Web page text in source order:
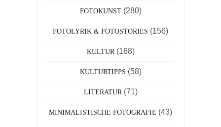
FOTOKUNST(280)
FOTOLYRIK & FOTOSTORIES (156)
KULTUR (168)
KULTURTIPPS (58)
LITERATUR (71)
MINIMALISTISCHE FOTOGRAFIE (43)